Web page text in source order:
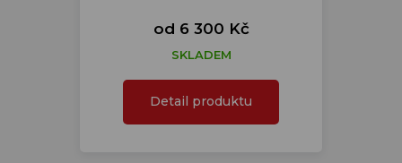
od 6 300 Kč
SKLADEM
Detail produktu